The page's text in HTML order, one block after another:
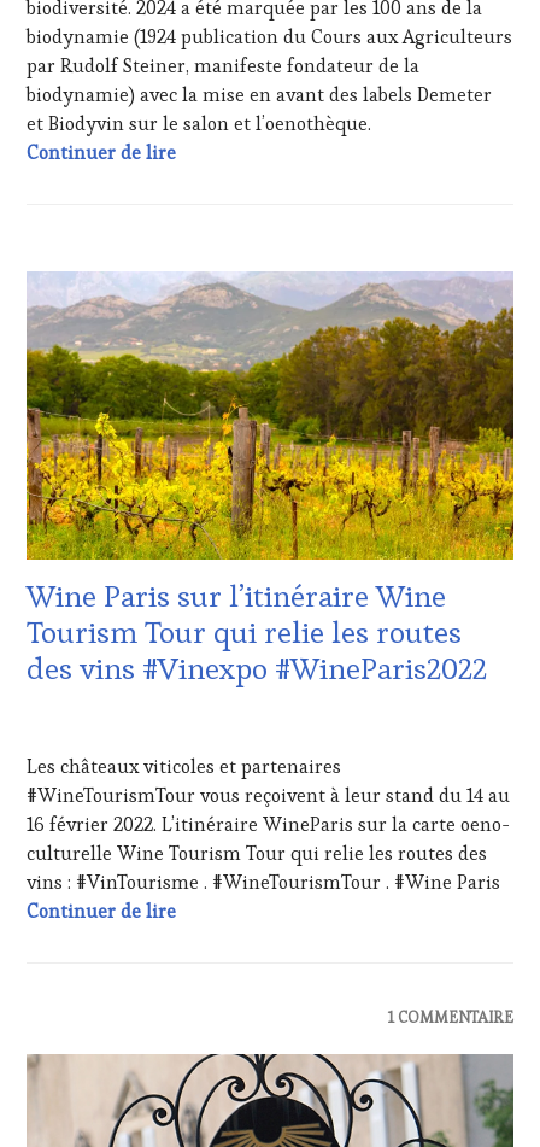
TOURISME,
PRODUCTEURS
TERROIR
PROVENCE,
RESTAURATEUR,
CHEF,
CUISINIER,
SALONS
INTERNATIONAUX,
SPOT
BY
,
TASTING
MOVIE,
VAR,
VIGNOBLES,
WINE
TASTING
VOUCHER,
WINE
TOURISM
FAME
WINE
TOURISM
TOUR
WINE
MOVIE
WINETASTINGVOUCHER.COM
biodiversité. 2024 a été marquée par les 100 ans de la
biodynamie (1924 publication du Cours aux Agriculteurs
par Rudolf Steiner, manifeste fondateur de la
biodynamie) avec la mise en avant des labels Demeter
et Biodyvin sur le salon et l’oenothèque.
Continuer de lireFreestyle œnotouristique : interviews au
:
WINE
TASTING
VOUCHER,
CÔTES-
DE-
PROVENCE,
DOMAINE
VITICOLE,
ADHÉRENT,
VIN
EDITION
LES
CLÉS
DU
LA
HAUTE
GASTRONOMIE
FRANÇAISE ,
INVITATIONS
&
DÉGUSTATIONS,
MÉDIAS,
RADIO,
Wine Paris sur l’itinéraire Wine
Tourism Tour qui relie les routes
des vins #Vinexpo #WineParis2022
2022
Les châteaux viticoles et partenaires
#WineTourismTour vous reçoivent à leur stand du 14 au
16 février 2022. L’itinéraire WineParis sur la carte oeno-
culturelle Wine Tourism Tour qui relie les routes des
vins : #VinTourisme . #WineTourismTour . #Wine Paris
Continuer de lireWine Paris sur l’itinéraire Wine Tourism
VITICOLE,
TOURISME ,
1 COMMENTAIRE